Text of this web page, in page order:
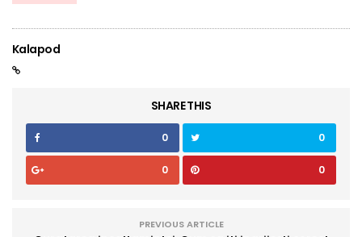
Kalapod
SHARE THIS
0 0
0 0
PREVIOUS ARTICLE